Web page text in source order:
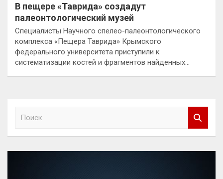
В пещере «Таврида» создадут
палеонтологический музей
Специалисты Научного спелео-палеонтологического
комплекса «Пещера Таврида» Крымского
федерального университета приступили к
систематизации костей и фрагментов найденных…
к